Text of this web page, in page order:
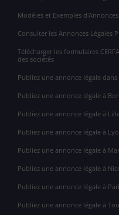
Modèles et Exemples
Consulter les Annonces Légales
Télécharger les formulaires
des sociétés
Publiez une annonce légale
Publiez une annonce légale à
Publiez une annonce légale à
Publiez une annonce légale à
Publiez une annonce légale à
Publiez une annonce légale à
Publiez une annonce légale à
Publiez une annonce légale à